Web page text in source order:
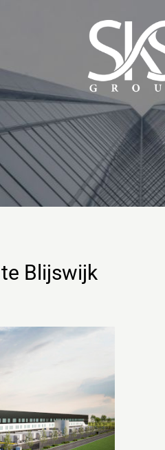
Blijswijk